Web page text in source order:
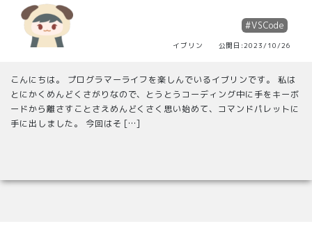
#VSCode
イブリン 公開日:2023/10/26
こんにちは。 プログラマーライフを楽しんでいるイブリンです。 私は
とにかくめんどくさがりなので、とうとうコーディング中に手をキーボ
ードから離さすことさえめんどくさく思い始めて、コマンドパレットに
手に出しました。 今回はそ […]